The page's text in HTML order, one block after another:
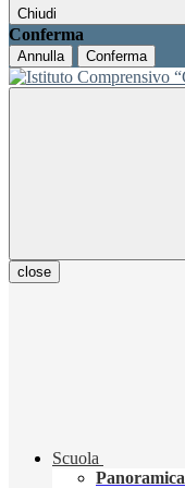
Chiudi
Conferma
Annulla Conferma
close
Scuola
Panoramica